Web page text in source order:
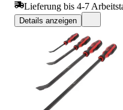
Lieferung bis 4-7
Details anzeigen